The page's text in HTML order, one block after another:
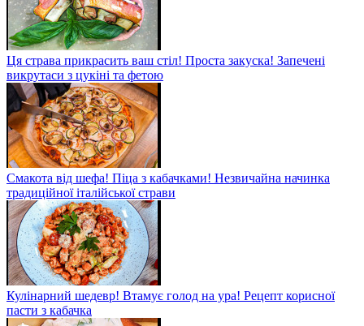
Ця страва прикрасить ваш стіл! Проста закуска! Запечені
викрутаси з цукіні та фетою
Смакота від шефа! Піца з кабачками! Незвичайна начинка
традиційної італійської страви
Кулінарний шедевр! Втамує голод на ура! Рецепт корисної
пасти з кабачка